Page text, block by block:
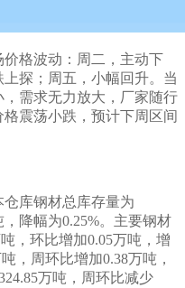
价格波动 ：周二， 主动下
上探 ；周五， 小幅回升。当
， 需求无力放大 ， 厂家随行
格震荡小跌 ，预计下周 区间
库钢材总库存量为
降幅为0.25%。主要钢材
， 环比增加0.05万吨， 增
， 周环比增加0.38万吨，
万吨， 周环比减少